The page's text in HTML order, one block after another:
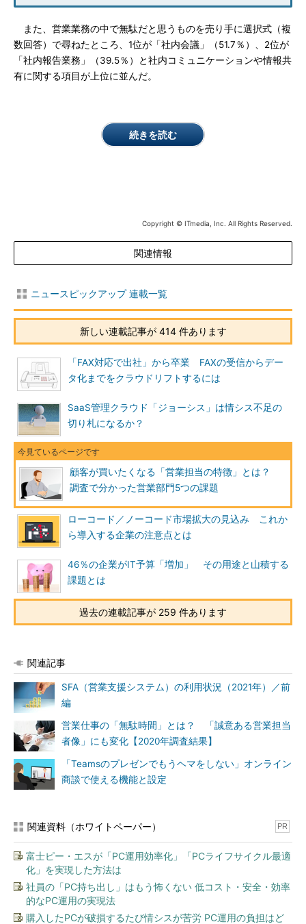
また、営業業務の中で無駄だと思うものを売り手に選択式（複
数回答）で尋ねたところ、1位が「社内会議」（51.7％）、2位が
「社内報告業務」（39.5％）と社内コミュニケーションや情報共
有に関する項目が上位に並んだ。
続きを読む
Copyright © ITmedia, Inc. All Rights Reserved.
関連情報
ニュースピックアップ 連載一覧
新しい連載記事が 414 件あります
「FAX対応で出社」から卒業 FAXの受信からデー
タ化までをクラウドリフトするには
SaaS管理クラウド「ジョーシス」は情シス不足の
切り札になるか？
顧客が買いたくなる「営業担当の特徴」とは？
調査で分かった営業部門5つの課題
ローコード／ノーコード市場拡大の見込み これか
ら導入する企業の注意点とは
46％の企業がIT予算「増加」 その用途と山積する
課題とは
過去の連載記事が 259 件あります
関連記事
SFA（営業支援システム）の利用状況（2021年）／前
編
営業仕事の「無駄時間」とは？ 「誠意ある営業担当
者像」にも変化【2020年調査結果】
「Teamsのプレゼンでもうヘマをしない」オンライン
商談で使える機能と設定
関連資料（ホワイトペーパー） PR
富士ピー・エスが「PC運用効率化」「PCライフサイクル最適
化」を実現した方法は
社員の「PC持ち出し」はもう怖くない 低コスト・安全・効率
的なPC運用の実現法
購入したPCが破損するたび情シスが苦労 PC運用の負担はど